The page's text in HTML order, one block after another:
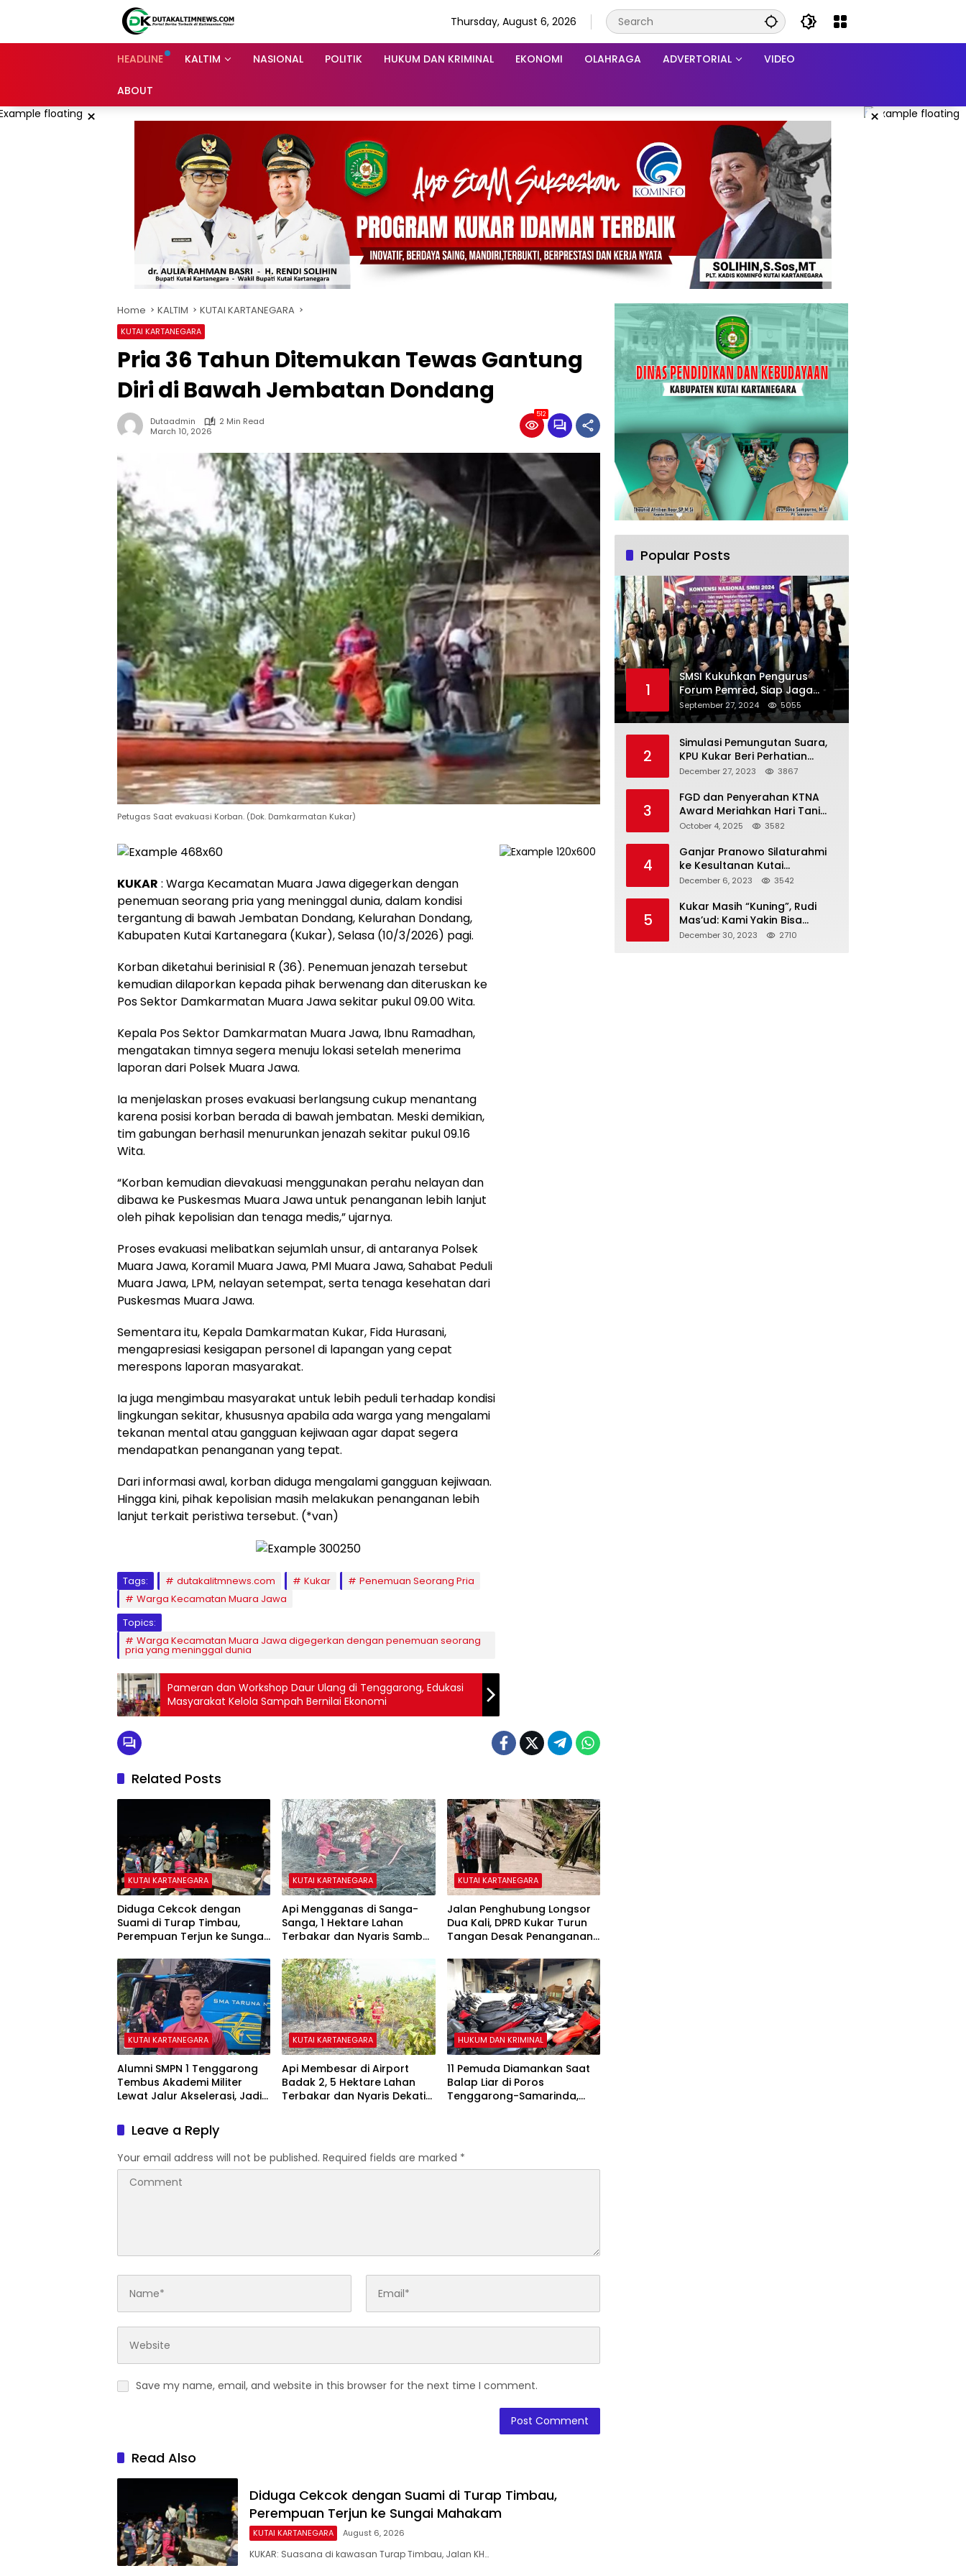
Thursday, August 6, 2026
HEADLINE KALTIM NASIONAL POLITIK HUKUM DAN KRIMINAL EKONOMI OLAHRAGA ADVERTORIAL VIDEO
ABOUT
× ×
Home KALTIM KUTAI KARTANEGARA
KUTAI KARTANEGARA
Pria 36 Tahun Ditemukan Tewas Gantung
Diri di Bawah Jembatan Dondang
Dutaadmin
2 Min Read
March 10, 2026
512
Petugas Saat evakuasi Korban. (Dok. Damkarmatan Kukar)
KUKAR : Warga Kecamatan Muara Jawa digegerkan dengan
penemuan seorang pria yang meninggal dunia, dalam kondisi
tergantung di bawah Jembatan Dondang, Kelurahan Dondang,
Kabupaten Kutai Kartanegara (Kukar), Selasa (10/3/2026) pagi.
Korban diketahui berinisial R (36). Penemuan jenazah tersebut
kemudian dilaporkan kepada pihak berwenang dan diteruskan ke
Pos Sektor Damkarmatan Muara Jawa sekitar pukul 09.00 Wita.
Kepala Pos Sektor Damkarmatan Muara Jawa, Ibnu Ramadhan,
mengatakan timnya segera menuju lokasi setelah menerima
laporan dari Polsek Muara Jawa.
Ia menjelaskan proses evakuasi berlangsung cukup menantang
karena posisi korban berada di bawah jembatan. Meski demikian,
tim gabungan berhasil menurunkan jenazah sekitar pukul 09.16
Wita.
“Korban kemudian dievakuasi menggunakan perahu nelayan dan
dibawa ke Puskesmas Muara Jawa untuk penanganan lebih lanjut
oleh pihak kepolisian dan tenaga medis,” ujarnya.
Proses evakuasi melibatkan sejumlah unsur, di antaranya Polsek
Muara Jawa, Koramil Muara Jawa, PMI Muara Jawa, Sahabat Peduli
Muara Jawa, LPM, nelayan setempat, serta tenaga kesehatan dari
Puskesmas Muara Jawa.
Sementara itu, Kepala Damkarmatan Kukar, Fida Hurasani,
mengapresiasi kesigapan personel di lapangan yang cepat
merespons laporan masyarakat.
Ia juga mengimbau masyarakat untuk lebih peduli terhadap kondisi
lingkungan sekitar, khususnya apabila ada warga yang mengalami
tekanan mental atau gangguan kejiwaan agar dapat segera
mendapatkan penanganan yang tepat.
Dari informasi awal, korban diduga mengalami gangguan kejiwaan.
Hingga kini, pihak kepolisian masih melakukan penanganan lebih
lanjut terkait peristiwa tersebut. (*van)
Tags: dutakalitmnews.com Kukar
Penemuan Seorang Pria
Warga Kecamatan Muara Jawa
Topics:
Warga Kecamatan Muara Jawa digegerkan dengan penemuan seorang
pria yang meninggal dunia
Pameran dan Workshop Daur Ulang di Tenggarong, Edukasi
Masyarakat Kelola Sampah Bernilai Ekonomi
Related Posts
KUTAI KARTANEGARA
Diduga Cekcok dengan
Suami di Turap Timbau,
Perempuan Terjun ke Sungai
KUTAI KARTANEGARA
Api Mengganas di Sanga-
Sanga, 1 Hektare Lahan
Terbakar dan Nyaris Sambar
KUTAI KARTANEGARA
Jalan Penghubung Longsor
Dua Kali, DPRD Kukar Turun
Tangan Desak Penanganan
KUTAI KARTANEGARA
Alumni SMPN 1 Tenggarong
Tembus Akademi Militer
Lewat Jalur Akselerasi, Jadi
KUTAI KARTANEGARA
Api Membesar di Airport
Badak 2, 5 Hektare Lahan
Terbakar dan Nyaris Dekati
HUKUM DAN KRIMINAL
11 Pemuda Diamankan Saat
Balap Liar di Poros
Tenggarong-Samarinda,
Leave a Reply
Your email address will not be published. Required fields are marked *
Save my name, email, and website in this browser for the next time I comment.
Read Also
Diduga Cekcok dengan Suami di Turap Timbau,
Perempuan Terjun ke Sungai Mahakam
KUTAI KARTANEGARA August 6, 2026
KUKAR: Suasana di kawasan Turap Timbau, Jalan KH…
Popular Posts
1
SMSI Kukuhkan Pengurus
Forum Pemred, Siap Jaga
Kualitas Media Daring di
Indonesia
September 27, 2024 5055
2
Simulasi Pemungutan Suara,
KPU Kukar Beri Perhatian
Penyandang Disabilitas
December 27, 2023 3867
3
FGD dan Penyerahan KTNA
Award Meriahkan Hari Tani
Nasional di Kukar
October 4, 2025 3582
4
Ganjar Pranowo Silaturahmi
ke Kesultanan Kutai
Kartanegara
December 6, 2023 3542
5
Kukar Masih “Kuning”, Rudi
Mas’ud: Kami Yakin Bisa
Menang di Pemilu 2024
December 30, 2023 2710